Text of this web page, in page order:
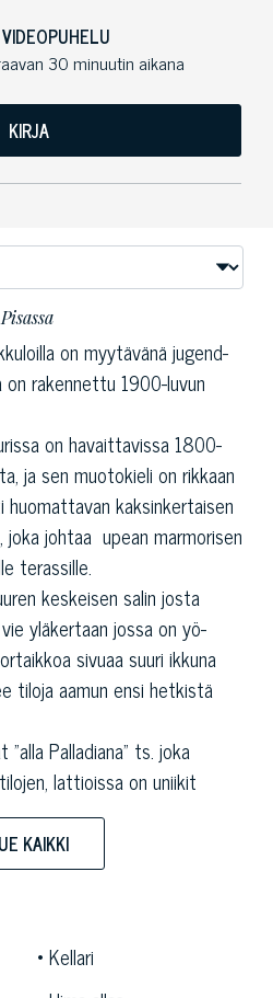
30 minuutin aikana
KIRJA
on myytävänä jugend-
on rakennettu 1900-luvun
on havaittavissa 1800-
ja sen muotokieli on rikkaan
kaksinkertaisen
joka johtaa upean marmorisen
terassille.
keskeisen salin josta
yläkertaan jossa on yö-
sivuaa suuri ikkuna
tiloja aamun ensi hetkistä
Palladiana" ts. joka
lattioissa on uniikit
Palladion tyylin mukaisesti.
kerroksessa, josta o löytyvät
palvelutilat, on suuret
jotka tekevät kerroksen
löytyy
KAIKKI
Kellari